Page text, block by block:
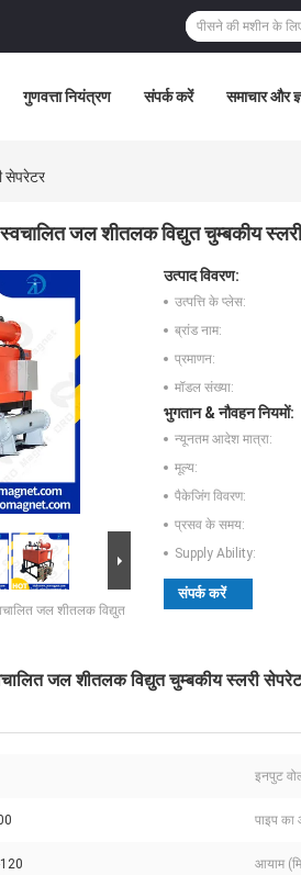
गुणवत्ता नियंत्रण संपर्क करें समाचार और
सेपरेटर
जल शीतलक विद्युत चुम्बकीय
जल शीतलक विद्युत
उत्पाद विवरण:
उत्पत्ति के प्लेस:
ब्रांड नाम:
प्रमाणन:
मॉडल संख्या:
भुगतान & नौवहन नियमों:
न्यूनतम आदेश मात्रा:
मूल्य:
पैकेजिंग विवरण:
प्रसव के समय:
Supply Ability:
संपर्क करें
जल शीतलक विद्युत चुम्बकीय स्लरी
इनपुट
पाइप
आयाम